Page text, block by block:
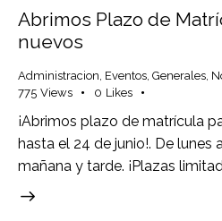
Abrimos Plazo de
nuevos
Administracion, Eventos, Generales,
775 Views 0 Likes
¡Abrimos plazo de matrícula
hasta el 24 de junio!. De lunes
mañana y tarde. ¡Plazas